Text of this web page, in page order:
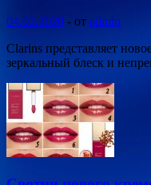
04.02.2020 - от admin
Clarins представляет
зеркальный блеск и